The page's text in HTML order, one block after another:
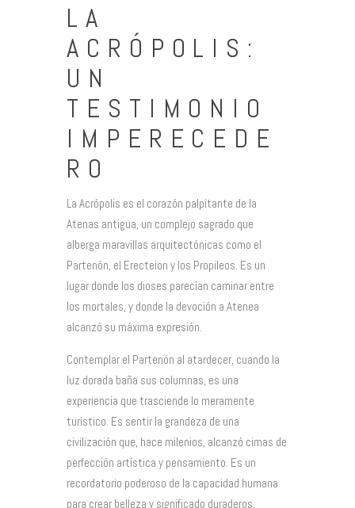
LA
ACRÓPOLIS:
UN
TESTIMONIO
IMPERECEDE
RO
La Acrópolis es el corazón palpitante de la
Atenas antigua, un complejo sagrado que
alberga maravillas arquitectónicas como el
Partenón, el Erecteion y los Propileos. Es un
lugar donde los dioses parecían caminar entre
los mortales, y donde la devoción a Atenea
alcanzó su máxima expresión.
Contemplar el Partenón al atardecer, cuando la
luz dorada baña sus columnas, es una
experiencia que trasciende lo meramente
turístico. Es sentir la grandeza de una
civilización que, hace milenios, alcanzó cimas de
perfección artística y pensamiento. Es un
recordatorio poderoso de la capacidad humana
para crear belleza y significado duraderos.